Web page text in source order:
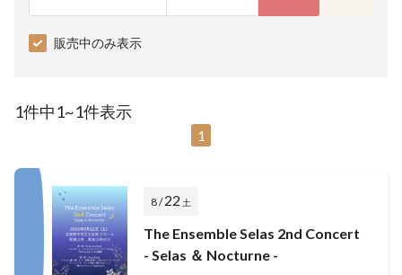
販売中のみ表示
1件中1~1件表示
1
8 /22 土
The Ensemble Selas 2nd Concert
- Selas ＆ Nocturne -